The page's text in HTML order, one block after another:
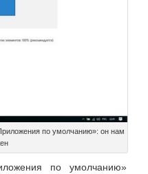
по умолчанию»: он нам
по умолчанию»